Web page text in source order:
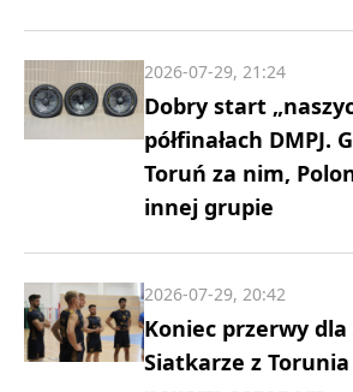
Dobry start
półfinałach DMPJ.
Toruń za nim,
innej grupie
2026-07-29, 21:24
Koniec przerwy dla
Siatkarze z
2026-07-29, 20:42